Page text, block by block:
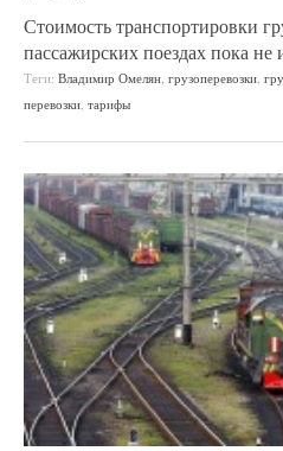
Стоимость транспортировки
пассажирских поездах пока не
Теги: Владимир Омелян грузоперевозки
перевозки тарифы